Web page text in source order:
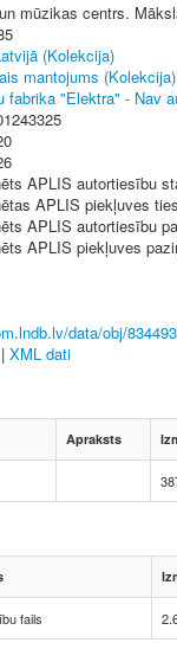
mūzikas centrs.
(Kolekcija)
mantojums (Kolekcija)
fabrika "Elektra" - Nav
APLIS autortiesību
APLIS piekļuves
APLIS autortiesību
APLIS piekļuves
data/obj/834493
| XML dati
Apraksts
fails